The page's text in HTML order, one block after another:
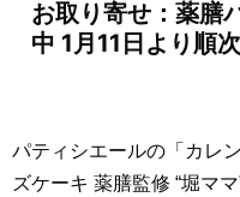
お取り寄せ：薬膳
中 1月11日より順
パティシエールの「カレ
ズケーキ 薬膳監修 “堀マ